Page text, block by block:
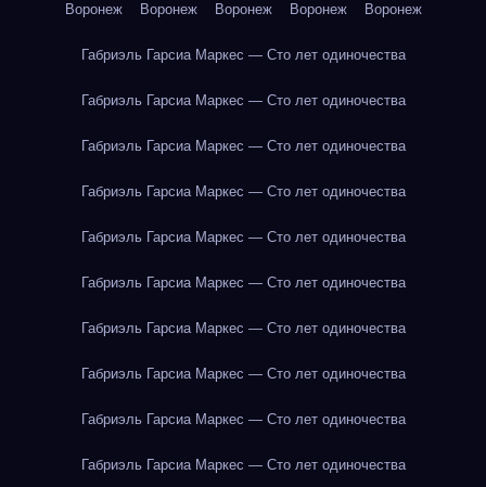
Воронеж Воронеж Воронеж Воронеж Воронеж
Габриэль Гарсиа Маркес — Сто лет одиночества
Габриэль Гарсиа Маркес — Сто лет одиночества
Габриэль Гарсиа Маркес — Сто лет одиночества
Габриэль Гарсиа Маркес — Сто лет одиночества
Габриэль Гарсиа Маркес — Сто лет одиночества
Габриэль Гарсиа Маркес — Сто лет одиночества
Габриэль Гарсиа Маркес — Сто лет одиночества
Габриэль Гарсиа Маркес — Сто лет одиночества
Габриэль Гарсиа Маркес — Сто лет одиночества
Габриэль Гарсиа Маркес — Сто лет одиночества